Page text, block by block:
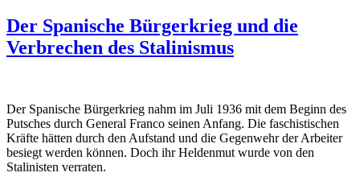
Der Spanische Bürgerkrieg und die
Verbrechen des Stalinismus
Der Spanische Bürgerkrieg nahm im Juli 1936 mit dem Beginn des
Putsches durch General Franco seinen Anfang. Die faschistischen
Kräfte hätten durch den Aufstand und die Gegenwehr der Arbeiter
besiegt werden können. Doch ihr Heldenmut wurde von den
Stalinisten verraten.